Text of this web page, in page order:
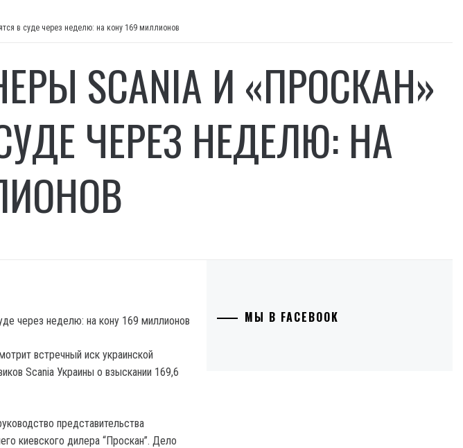
в суде через неделю: на кону 169 миллионов
SCANIA И «ПРОСКАН»
ЧЕРЕЗ НЕДЕЛЮ: НА
встречный иск украинской
Scania Украины о взыскании 169,6
представительства
киевского дилера “Проскан”. Дело
МЫ В FACEBOOK